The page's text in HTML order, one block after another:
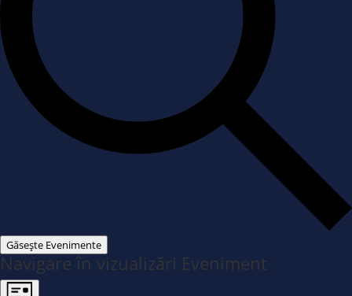
Găsește Evenimente
Navigare în vizualizări Eveniment